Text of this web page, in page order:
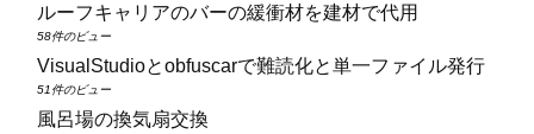
ルーフキャリアのバーの緩衝材を建材で代用
58件のビュー
VisualStudioとobfuscarで難読化と単一ファイル発行
51件のビュー
風呂場の換気扇交換